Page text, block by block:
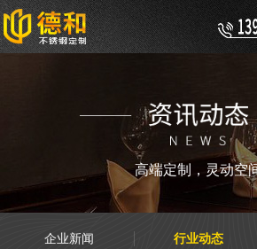
高端定制，灵动空
企业新闻 行业动态